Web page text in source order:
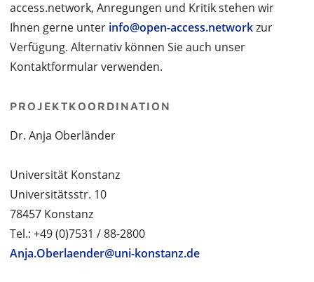
access.network, Anregungen und Kritik stehen wir
Ihnen gerne unter info@open-access.networkzur
Verfügung. Alternativ können Sie auch unser
Kontaktformular verwenden.
PROJEKTKOORDINATION
Dr. Anja Oberländer
Universität Konstanz
Universitätsstr. 10
78457 Konstanz
Tel.: +49 (0)7531 / 88-2800
Anja.Oberlaender@uni-konstanz.de